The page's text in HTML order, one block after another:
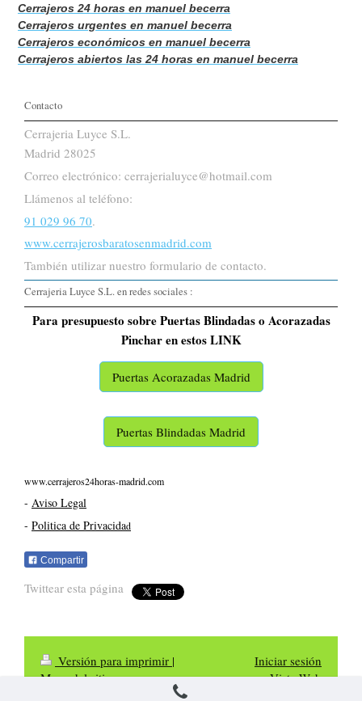
Cerrajeros 24 horas en manuel becerra
Cerrajeros urgentes en manuel becerra
Cerrajeros económicos en manuel becerra
Cerrajeros abiertos las 24 horas en manuel becerra
Contacto
Cerrajeria Luyce S.L.
Madrid 28025
Correo electrónico: cerrajerialuyce@hotmail.com
Llámenos al teléfono:
91 029 96 70.
www.cerrajerosbaratosenmadrid.com
También utilizar nuestro formulario de contacto.
Cerrajeria Luyce S.L. en redes sociales :
Para presupuesto sobre Puertas Blindadas o Acorazadas
Pinchar en estos LINK
Puertas Acorazadas Madrid
Puertas Blindadas Madrid
www.cerrajeros24horas-madrid.com
- Aviso Legal
- Politica de Privacidad
Compartir
Twittear esta página
Versión para imprimir |
Mapa del sitio
Cerrajeros Madrid 24 Horas
Iniciar sesión
Vista Web